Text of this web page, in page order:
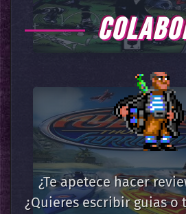
¿Te apetece hacer
¿Quieres escribir guias o